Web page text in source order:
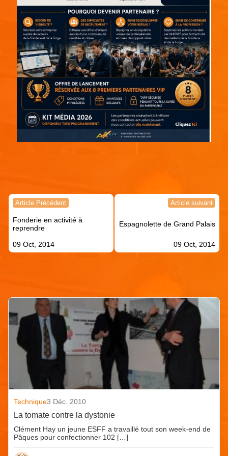
Navigation
l’article
Article Précédent
Fonderie en activité à
reprendre
09 Oct, 2014
Article suivant
Espagnolette de Grand Palais
09 Oct, 2014
Technique3 Déc. 2010
La tomate contre la dystonie
Clément Hay un jeune ESFF a travaillé tout son week-end de
Pâques pour confectionner 102 […]